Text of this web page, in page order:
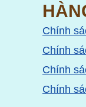
Chính
Chính
Chính
Chính